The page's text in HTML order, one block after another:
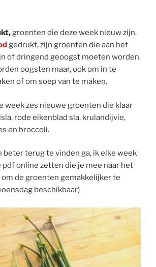
groenten die deze week nieuw zijn.
gedrukt, zijn groenten die aan het
of dringend geoogst moeten worden.
oogsten maar, ook om in te
of om soep van te maken.
week zes nieuwe groenten die klaar
rode eikenblad sla, krulandijvie,
en broccoli.
beter terug te vinden ga, ik elke week
pdf online zetten die je mee naar het
om de groenten gemakkelijker te
beschikbaar)